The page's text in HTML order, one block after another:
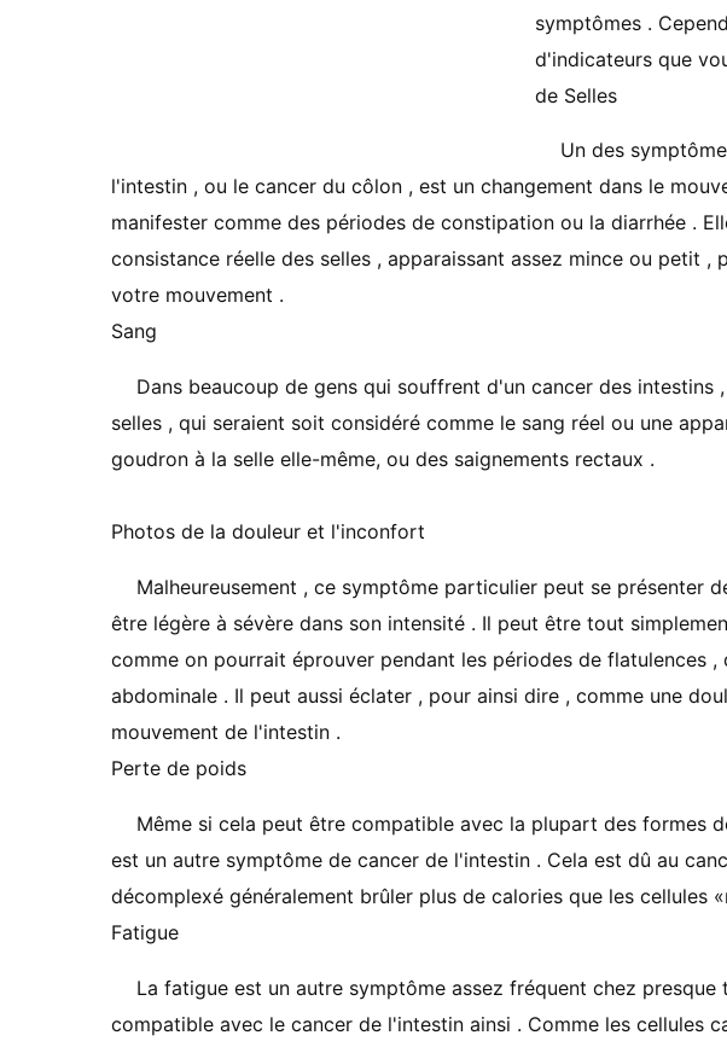
symptômes .
d'indicateurs que
de Selles
Un des
l'intestin , ou le cancer du côlon , est un changement dans le
manifester comme des périodes de constipation ou la diarrhée .
consistance réelle des selles , apparaissant assez mince ou petit
votre mouvement .
Sang
Dans beaucoup de gens qui souffrent d'un cancer des intestins
selles , qui seraient soit considéré comme le sang réel ou une
goudron à la selle elle-même, ou des saignements rectaux .
Photos de la douleur et l'inconfort
Malheureusement , ce symptôme particulier peut se présenter
être légère à sévère dans son intensité . Il peut être tout
comme on pourrait éprouver pendant les périodes de flatulences
abdominale . Il peut aussi éclater , pour ainsi dire , comme une
mouvement de l'intestin .
Perte de poids
Même si cela peut être compatible avec la plupart des formes
est un autre symptôme de cancer de l'intestin . Cela est dû au
décomplexé généralement brûler plus de calories que les cellules
Fatigue
La fatigue est un autre symptôme assez fréquent chez
compatible avec le cancer de l'intestin ainsi . Comme les cellules